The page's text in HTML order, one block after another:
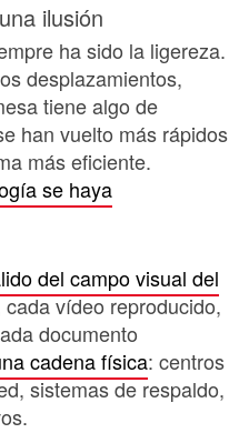
ilusión
ha sido la ligereza.
desplazamientos,
tiene algo de
han vuelto más rápidos
más eficiente.
se haya
del campo visual del
vídeo reproducido,
documento
cadena física: centros
sistemas de respaldo,